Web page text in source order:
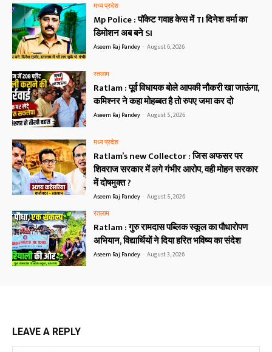
मध्य प्रदेश
Mp Police : पॉकेट गवाह केस में TI दिनेश वर्मा का
डिमोशन अब बने SI
Aseem Raj Pandey - August 6, 2026
रतलाम
Ratlam : पूर्व विधायक बोले आपकी नौकरी खा जाऊंगा,
कमिश्नर ने कहा मोहब्बत है तो रुपए जमा कर दो
Aseem Raj Pandey - August 5, 2026
मध्य प्रदेश
Ratlam’s new Collector : जिस अफसर पर
शिवराज सरकार में लगे गंभीर आरोप, वही मोहन सरकार
में दोषमुक्त ?
Aseem Raj Pandey - August 5, 2026
रतलाम
Ratlam : गुरु रामदास पब्लिक स्कूल का पौधारोपण
अभियान, विद्यार्थियों ने दिया हरित भविष्य का संदेश
Aseem Raj Pandey - August 3, 2026
LEAVE A REPLY